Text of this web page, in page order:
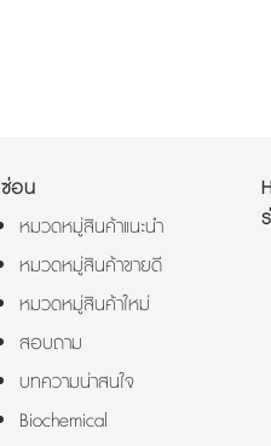
ซ่อน
หมวดหมู่สินค้าแนะนำ
หมวดหมู่สินค้าขายดี
หมวดหมู่สินค้าใหม่
สอบถาม
บทความน่าสนใจ
Biochemical